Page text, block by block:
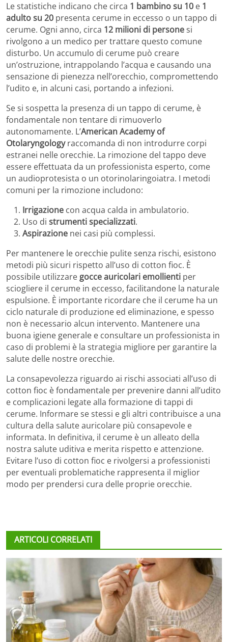
Le statistiche indicano che circa 1 bambino su 10 e 1
adulto su 20 presenta cerume in eccesso o un tappo di
cerume. Ogni anno, circa 12 milioni di personesi
rivolgono a un medico per trattare questo comune
disturbo. Un accumulo di cerume può creare
un’ostruzione, intrappolando l’acqua e causando una
sensazione di pienezza nell’orecchio, compromettendo
l’udito e, in alcuni casi, portando a infezioni.
Se si sospetta la presenza di un tappo di cerume, è
fondamentale non tentare di rimuoverlo
autonomamente. L’American Academy of
Otolaryngologyraccomanda di non introdurre corpi
estranei nelle orecchie. La rimozione del tappo deve
essere effettuata da un professionista esperto, come
un audioprotesista o un otorinolaringoiatra. I metodi
comuni per la rimozione includono:
Irrigazione con acqua calda in ambulatorio.
Uso di strumenti specializzati.
Aspirazione nei casi più complessi.
Per mantenere le orecchie pulite senza rischi, esistono
metodi più sicuri rispetto all’uso di cotton fioc. È
possibile utilizzaregocce auricolari emollienti per
sciogliere il cerume in eccesso, facilitandone la naturale
espulsione. È importante ricordare che il cerume ha un
ciclo naturale di produzione ed eliminazione, e spesso
non è necessario alcun intervento. Mantenere una
buona igiene generale e consultare un professionista in
caso di problemi è la strategia migliore per garantire la
salute delle nostre orecchie.
La consapevolezza riguardo ai rischi associati all’uso di
cotton fioc è fondamentale per prevenire danni all’udito
e complicazioni legate alla formazione di tappi di
cerume. Informare se stessi e gli altri contribuisce a una
cultura della salute auricolare più consapevole e
informata. In definitiva, il cerume è un alleato della
nostra salute uditiva e merita rispetto e attenzione.
Evitare l’uso di cotton fioc e rivolgersi a professionisti
per eventuali problematiche rappresenta il miglior
modo per prendersi cura delle proprie orecchie.
ARTICOLI CORRELATI